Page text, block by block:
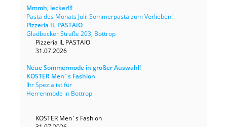
Mmmh, lecker!!!
Pasta des Monats Juli: Sommerpasta zum Verlieben!
Pizzeria IL PASTAIO
Gladbecker Straße 203, Bottrop
Pizzeria IL PASTAIO
31.07.2026
Neue Sommermode in großer Auswahl!
KÖSTER Men´s Fashion
Ihr Spezialist für
Herrenmode in Bottrop
KÖSTER Men´s Fashion